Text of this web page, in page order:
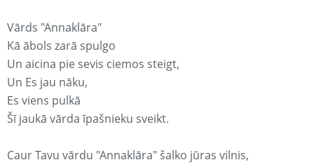
Vārds "Annaklāra"
Kā ābols zarā spulgo
Un aicina pie sevis ciemos steigt,
Un Es jau nāku,
Es viens pulkā
Šī jaukā vārda īpašnieku sveikt.
Caur Tavu vārdu "Annaklāra" šalko jūras vilnis,